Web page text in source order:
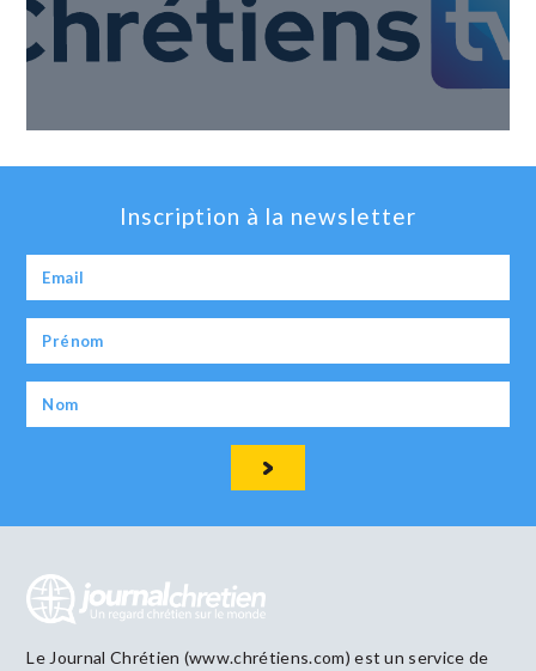
Inscription à la newsletter
Le Journal Chrétien (www.chrétiens.com) est un service de